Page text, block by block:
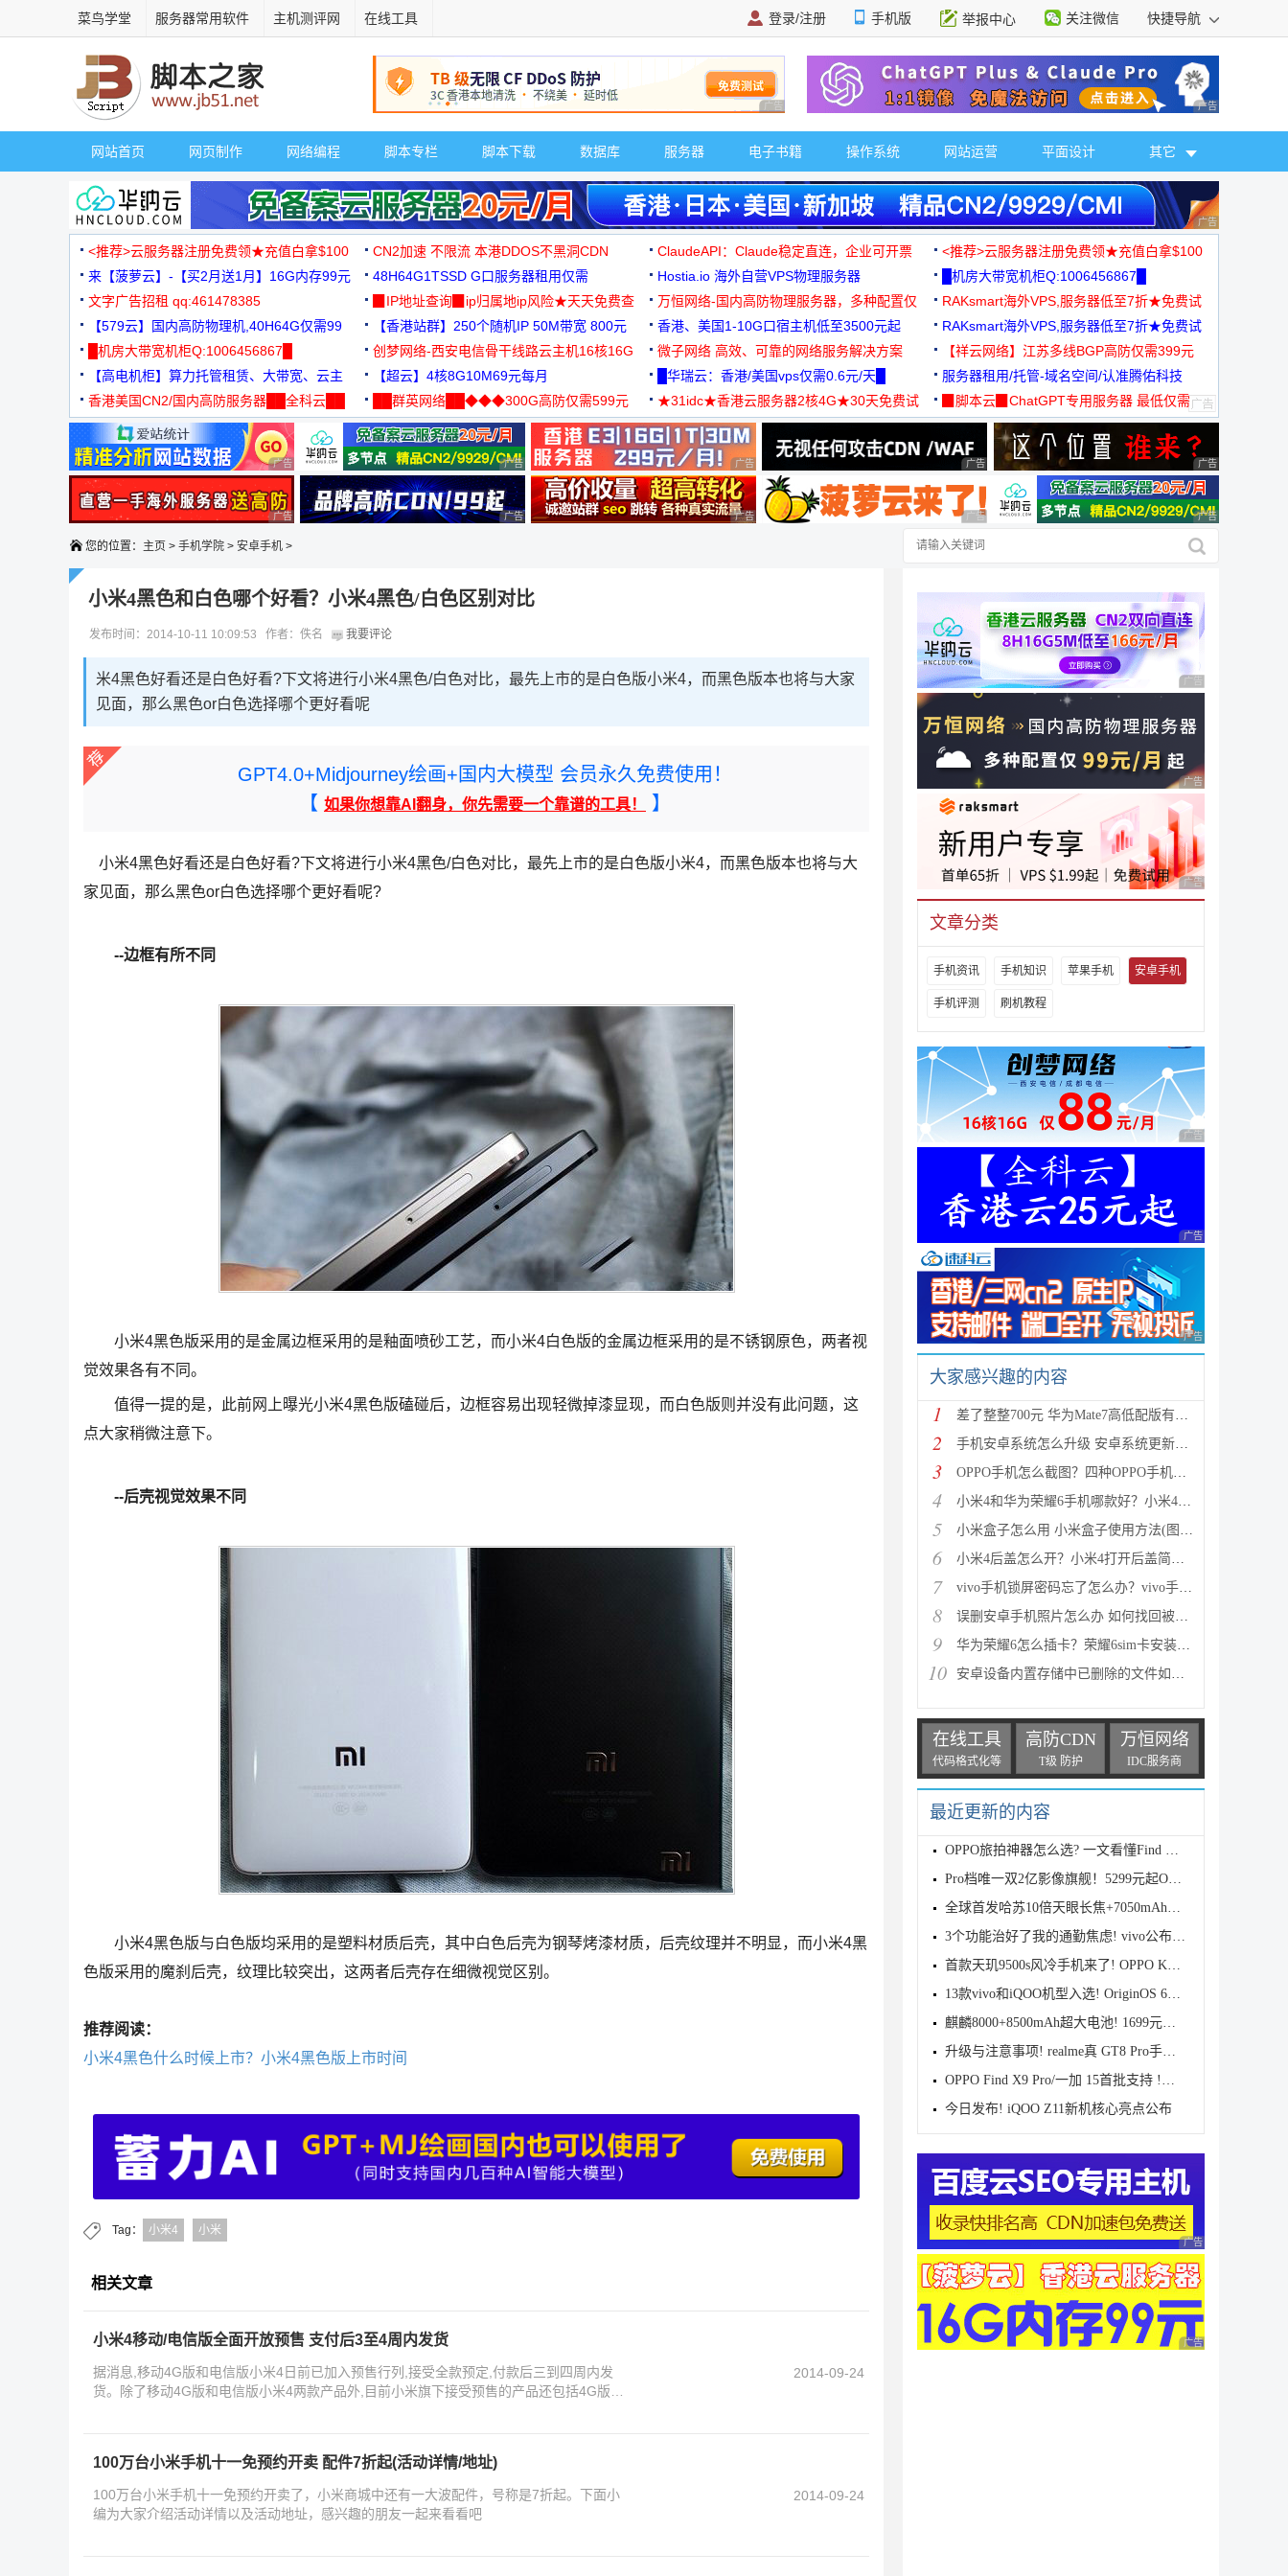
菜鸟学堂 服务器常用软件 主机测评网 在线工具 登录/注册 手机版 举报中心 关注微信 快捷导航
广告 商业广告，理性选择 广告 商业广告，理
网站首页 网页制作 网络编程 脚本专栏 脚本下载 数据库 服务器 电子书籍 操作系统 网站运营 平面设计 其它
广告 商业广告，理
<推荐>云服务器注册免费领★充值白拿$100 CN2加速 不限流 本港DDOS不黑洞CDN ClaudeAPI：Claude稳定直连，企业可开票
<推荐>云服务器注册免费领★充值白拿$100
来【菠萝云】-【买2月送1月】16G内存99元
48H64G1TSSD G口服务器租用仅需
3000+可免费测试
Hostia.io 海外自营VPS物理服务器
█机房大带宽机柜Q:1006456867█
文字广告招租 qq:461478385
▉IP地址查询▉ip归属地ip风险★天天免费查
万恒网络-国内高防物理服务器，多种配置仅
99元/月起
RAKsmart海外VPS,服务器低至7折★免费试
用★
【579云】国内高防物理机,40H64G仅需99
元
【香港站群】250个随机IP 50M带宽 800元 香港、美国1-10G口宿主机低至3500元起
RAKsmart海外VPS,服务器低至7折★免费试
用★
█机房大带宽机柜Q:1006456867█
创梦网络-西安电信骨干线路云主机16核16G
88元/月
微子网络 高效、可靠的网络服务解决方案
【祥云网络】江苏多线BGP高防仅需399元
【高电机柜】算力托管租赁、大带宽、云主
机
【超云】4核8G10M69元每月 █华瑞云：香港/美国vps仅需0.6元/天█
服务器租用/托管-域名空间/认准腾佑科技
香港美国CN2/国内高防服务器██全科云██
██群英网络██◆◆◆300G高防仅需599元
◆◆◆
★31idc★香港云服务器2核4G★30天免费试
用◆
▉脚本云▉ChatGPT专用服务器 最低仅需
19元/月
广告 商业广告，理性选择 广告 商业广告，理性选择 广告 商业广告，理性选择 广告 商业广告，理性选择 广告 商业广告，理
广告 商业广告，理性选择 广告 商业广告，理性选择 广告 商业广告，理性选择 广告 商业广告，理性选择 广告 商业广告，理
您的位置： 主页 > 手机学院 > 安卓手机 >
小米4黑色和白色哪个好看？小米4黑色/白色区别对比
发布时间：2014-10-11 10:09:53 作者：佚名 我要评论
米4黑色好看还是白色好看?下文将进行小米4黑色/白色对比，最先上市的是白色版小米4，而黑色版本也将与大家
见面，那么黑色or白色选择哪个更好看呢
GPT4.0+Midjourney绘画+国内大模型 会员永久免费使用！
【 如果你想靠AI翻身，你先需要一个靠谱的工具！ 】
小米4黑色好看还是白色好看?下文将进行小米4黑色/白色对比，最先上市的是白色版小米4，而黑色版本也将与大
家见面，那么黑色or白色选择哪个更好看呢?
--边框有所不同
小米4黑色版采用的是金属边框采用的是釉面喷砂工艺，而小米4白色版的金属边框采用的是不锈钢原色，两者视
觉效果各有不同。
值得一提的是，此前网上曝光小米4黑色版磕碰后，边框容易出现轻微掉漆显现，而白色版则并没有此问题，这
点大家稍微注意下。
--后壳视觉效果不同
小米4黑色版与白色版均采用的是塑料材质后壳，其中白色后壳为钢琴烤漆材质，后壳纹理并不明显，而小米4黑
色版采用的魔刹后壳，纹理比较突出，这两者后壳存在细微视觉区别。
推荐阅读：
小米4黑色什么时候上市？小米4黑色版上市时间
Tag： 小米4 小米
相关文章
小米4移动/电信版全面开放预售 支付后3至4周内发货
据消息,移动4G版和电信版小米4日前已加入预售行列,接受全款预定,付款后三到四周内发
货。除了移动4G版和电信版小米4两款产品外,目前小米旗下接受预售的产品还包括4G版红
2014-09-24
100万台小米手机十一免预约开卖 配件7折起(活动详情/地址)
100万台小米手机十一免预约开卖了，小米商城中还有一大波配件，号称是7折起。下面小
编为大家介绍活动详情以及活动地址，感兴趣的朋友一起来看看吧
2014-09-24
广告 商业广告，理性
广告 商业广告，理性
广告 商业广告，理性
文章分类
手机资讯 手机知识 苹果手机 安卓手机
手机评测 刷机教程
广告 商业广告，理性
广告 商业广告，理性
广告 商业广告，理性
大家感兴趣的内容
1 差了整整700元 华为Mate7高低配版有什么区别?
2 手机安卓系统怎么升级 安卓系统更新升级的三种方法介
3 OPPO手机怎么截图？四种OPPO手机截屏方法介绍
4 小米4和华为荣耀6手机哪款好？小米4与荣耀6全方面区别
5 小米盒子怎么用 小米盒子使用方法(图文详解)
6 小米4后盖怎么开？小米4打开后盖简单方法
7 vivo手机锁屏密码忘了怎么办？vivo手机强制解锁的三种
8 误删安卓手机照片怎么办 如何找回被删的图片
9 华为荣耀6怎么插卡？荣耀6sim卡安装方法步骤图文详解
10 安卓设备内置存储中已删除的文件如何恢复
在线工具
代码格式化等
高防CDN
T级 防护
万恒网络
IDC服务商
最近更新的内容
OPPO旅拍神器怎么选? 一文看懂Find X9s Pro和Find X9
Pro档唯一双2亿影像旗舰！5299元起OPPO Find X9s Pro
全球首发哈苏10倍天眼长焦+7050mAh电池! 7499元起OPPO
3个功能治好了我的通勤焦虑! vivo公布OriginOS 6四月
首款天玑9500s风冷手机来了! OPPO K15 Pro系列正式发
13款vivo和iQOO机型入选! OriginOS 6新一轮公测开启招
麒麟8000+8500mAh超大电池! 1699元起华为畅享90 Pro M
升级与注意事项! realme真 GT8 Pro手机适配Android 17
OPPO Find X9 Pro/一加 15首批支持 !基于Android 17 B
今日发布! iQOO Z11新机核心亮点公布
广告 商业广告，理性
广告 商业广告，理性